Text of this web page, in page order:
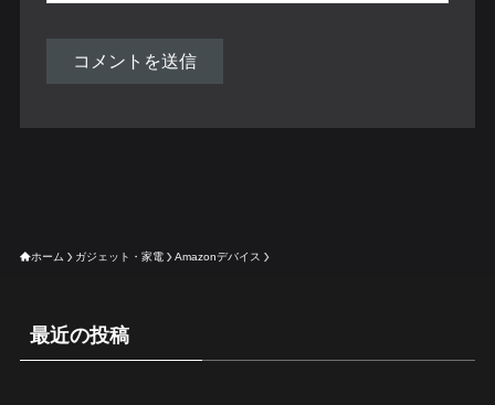
ホーム ガジェット・家電 Amazonデバイス
最近の投稿